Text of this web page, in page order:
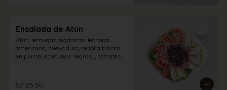
Ensalada de Atún
Atún, lechugas orgánicas, lechuga
americana, huevo duro, cebolla blanca
en pluma, aceitunas negras y tomates
S/ 25.50